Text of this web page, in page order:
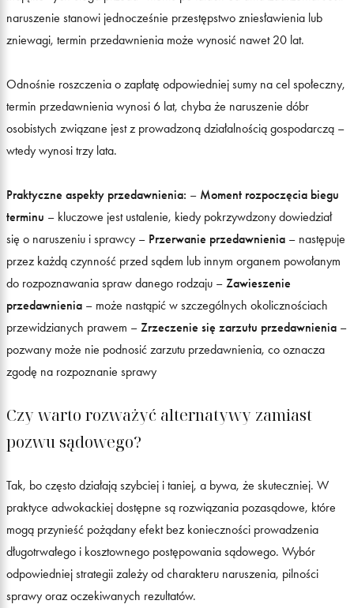
naruszenie stanowi jednocześnie przestępstwo zniesławienia lub
zniewagi, termin przedawnienia może wynosić nawet 20 lat.
Odnośnie roszczenia o zapłatę odpowiedniej sumy na cel społeczny,
termin przedawnienia wynosi 6 lat, chyba że naruszenie dóbr
osobistych związane jest z prowadzoną działalnością gospodarczą –
wtedy wynosi trzy lata.
Praktyczne aspekty przedawnienia: – Moment rozpoczęcia biegu
terminu – kluczowe jest ustalenie, kiedy pokrzywdzony dowiedział
się o naruszeniu i sprawcy – Przerwanie przedawnienia – następuje
przez każdą czynność przed sądem lub innym organem powołanym
do rozpoznawania spraw danego rodzaju – Zawieszenie
przedawnienia – może nastąpić w szczególnych okolicznościach
przewidzianych prawem – Zrzeczenie się zarzutu przedawnienia –
pozwany może nie podnosić zarzutu przedawnienia, co oznacza
zgodę na rozpoznanie sprawy
Czy warto rozważyć alternatywy zamiast
pozwu sądowego?
Tak, bo często działają szybciej i taniej, a bywa, że skuteczniej. W
praktyce adwokackiej dostępne są rozwiązania pozasądowe, które
mogą przynieść pożądany efekt bez konieczności prowadzenia
długotrwałego i kosztownego postępowania sądowego. Wybór
odpowiedniej strategii zależy od charakteru naruszenia, pilności
sprawy oraz oczekiwanych rezultatów.